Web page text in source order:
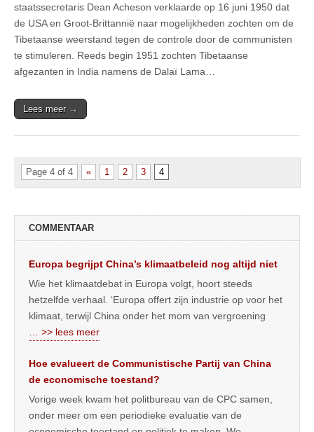
staatssecretaris Dean Acheson verklaarde op 16 juni 1950 dat
de USA en Groot-Brittannië naar mogelijkheden zochten om de
Tibetaanse weerstand tegen de controle door de communisten
te stimuleren. Reeds begin 1951 zochten Tibetaanse
afgezanten in India namens de Dalaï Lama…
Lees meer →
Page 4 of 4 « 1 2 3 4
COMMENTAAR
Europa begrijpt China’s klimaatbeleid nog altijd niet
Wie het klimaatdebat in Europa volgt, hoort steeds
hetzelfde verhaal. ‘Europa offert zijn industrie op voor het
klimaat, terwijl China onder het mom van vergroening
… >> lees meer
Hoe evalueert de Communistische Partij van China
de economische toestand?
Vorige week kwam het politbureau van de CPC samen,
onder meer om een periodieke evaluatie van de